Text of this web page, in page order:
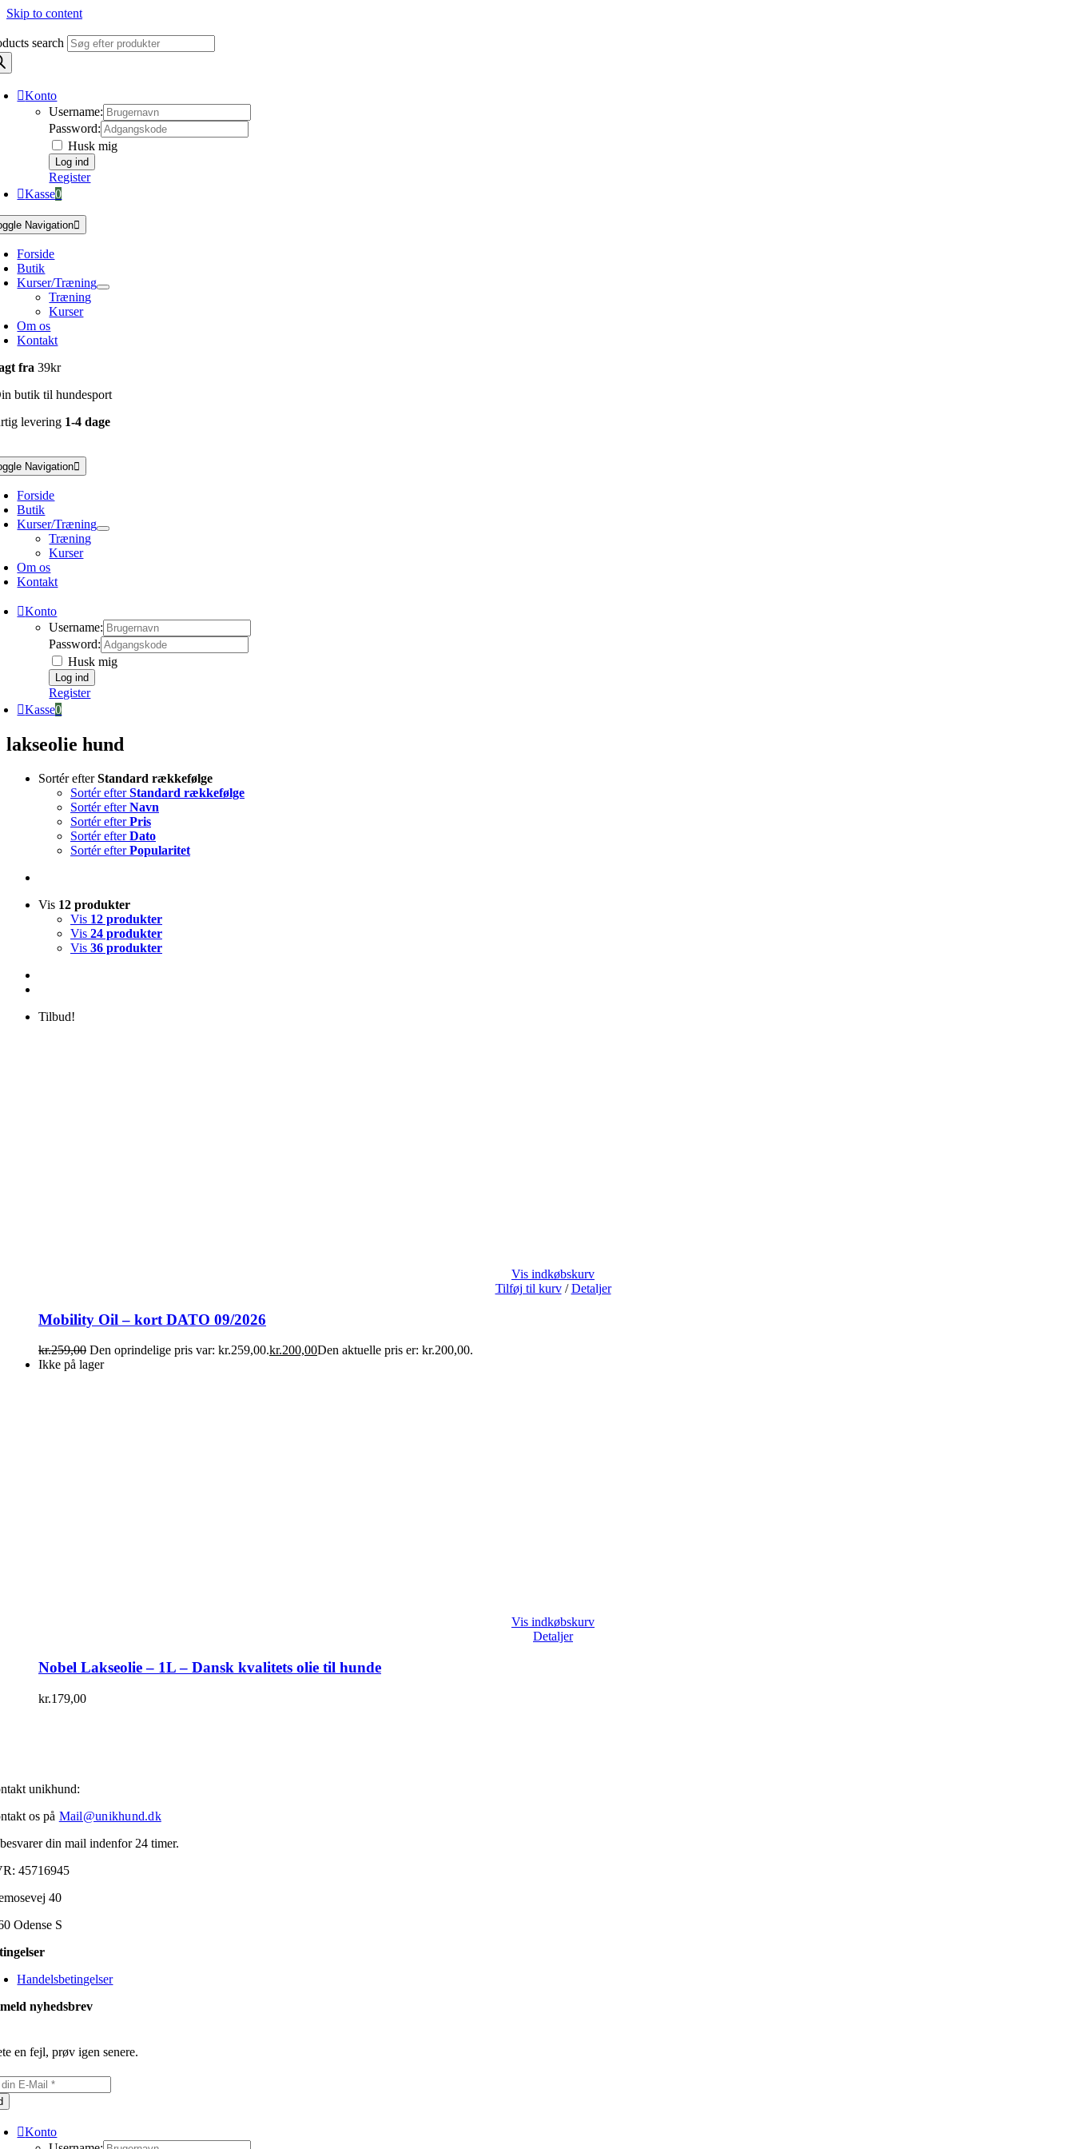
Skip to content
search
Konto
Username:
Password:
Husk mig
Register
Kasse0
Navigation
Forside
Butik
Kurser/Træning
Træning
Kurser
Om os
Kontakt
fra39kr
butik til hundesport
levering 1-4 dage
Navigation
Forside
Butik
Kurser/Træning
Træning
Kurser
Om os
Kontakt
Konto
Username:
Password:
Husk mig
Register
Kasse0
lakseolie hund
Sortér efterStandard rækkefølge
Sortér efterStandard rækkefølge
Sortér efterNavn
Sortér efterPris
Sortér efterDato
Sortér efterPopularitet
Vis 12 produkter
Vis 12 produkter
Vis 24 produkter
Vis 36 produkter
Tilbud!
Vis indkøbskurv
Tilføj til kurv / Detaljer
Mobility Oil – kort DATO 09/2026
kr.259,00 Den oprindelige pris var: kr.259,00.kr.200,00Den aktuelle pris er: kr.200,00.
Ikke på lager
Vis indkøbskurv
Detaljer
Nobel Lakseolie – 1L – Dansk kvalitets olie til hunde
kr.179,00
unikhund:
os på Mail@unikhund.dk
din mail indenfor 24 timer.
45716945
40
Odense S
Handelsbetingelser
nyhedsbrev
en fejl, prøv igen senere.
Konto